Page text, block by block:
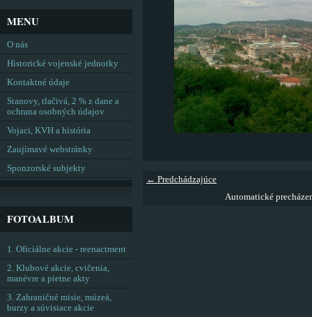
← Predchádzajúce
Automatické
MENU
O nás
Historické vojenské jednotky
Kontaktné údaje
Stanovy, tlačivá, 2 % z dane a
ochrana osobných údajov
Vojaci, KVH a história
Zaujímavé webstránky
Sponzorské subjekty
FOTOALBUM
1. Oficiálne akcie - reenactment
2. Klubové akcie, cvičenia,
manévre a pietne akty
3. Zahraničné misie, múzeá,
burzy a súvisiace akcie